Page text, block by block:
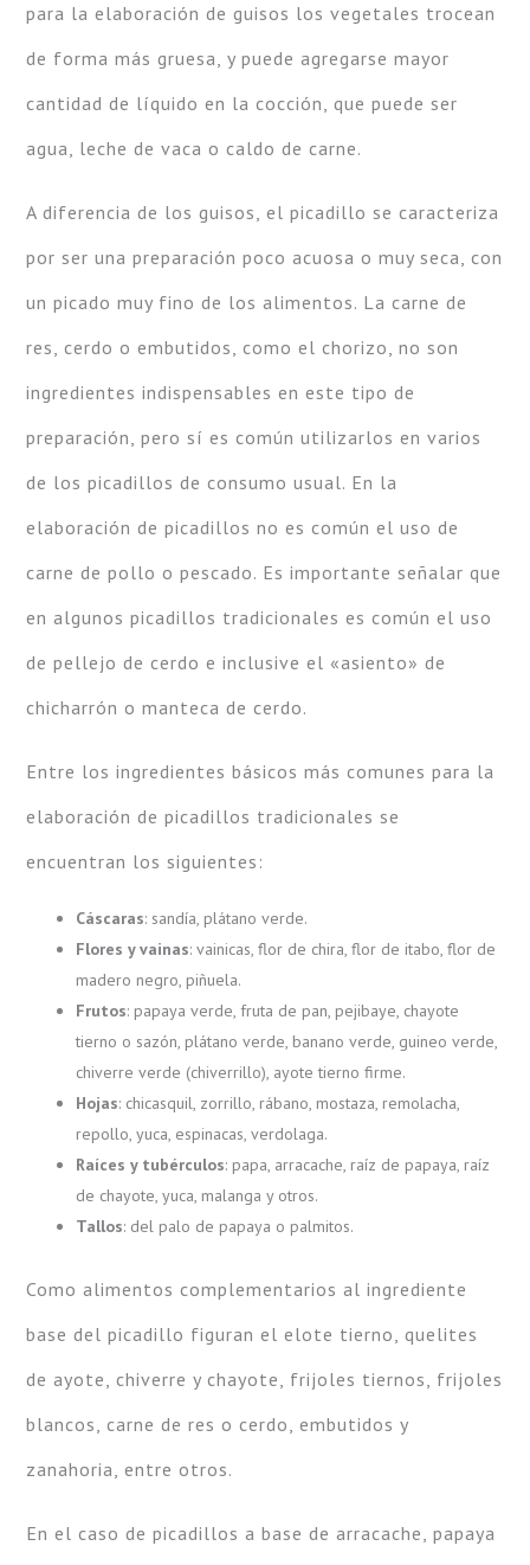
para la elaboración de guisos los vegetales trocean
de forma más gruesa, y puede agregarse mayor
cantidad de líquido en la cocción, que puede ser
agua, leche de vaca o caldo de carne.
A diferencia de los guisos, el picadillo se caracteriza
por ser una preparación poco acuosa o muy seca, con
un picado muy fino de los alimentos. La carne de
res, cerdo o embutidos, como el chorizo, no son
ingredientes indispensables en este tipo de
preparación, pero sí es común utilizarlos en varios
de los picadillos de consumo usual. En la
elaboración de picadillos no es común el uso de
carne de pollo o pescado. Es importante señalar que
en algunos picadillos tradicionales es común el uso
de pellejo de cerdo e inclusive el «asiento» de
chicharrón o manteca de cerdo.
Entre los ingredientes básicos más comunes para la
elaboración de picadillos tradicionales se
encuentran los siguientes:
Cáscaras: sandía, plátano verde.
Flores y vainas: vainicas, flor de chira, flor de itabo, flor de
madero negro, piñuela.
Frutos: papaya verde, fruta de pan, pejibaye, chayote
tierno o sazón, plátano verde, banano verde, guineo verde,
chiverre verde (chiverrillo), ayote tierno firme.
Hojas: chicasquil, zorrillo, rábano, mostaza, remolacha,
repollo, yuca, espinacas, verdolaga.
Raíces y tubérculos: papa, arracache, raíz de papaya, raíz
de chayote, yuca, malanga y otros.
Tallos: del palo de papaya o palmitos.
Como alimentos complementarios al ingrediente
base del picadillo figuran el elote tierno, quelites
de ayote, chiverre y chayote, frijoles tiernos, frijoles
blancos, carne de res o cerdo, embutidos y
zanahoria, entre otros.
En el caso de picadillos a base de arracache, papaya